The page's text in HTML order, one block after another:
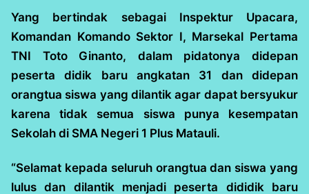
Yang bertindak sebagai Inspektur Upacara,
Komandan Komando Sektor I, Marsekal Pertama
TNI Toto Ginanto, dalam pidatonya didepan
peserta didik baru angkatan 31 dan didepan
orangtua siswa yang dilantik agar dapat bersyukur
karena tidak semua siswa punya kesempatan
Sekolah di SMA Negeri 1 Plus Matauli.
“Selamat kepada seluruh orangtua dan siswa yang
lulus dan dilantik menjadi peserta dididik baru